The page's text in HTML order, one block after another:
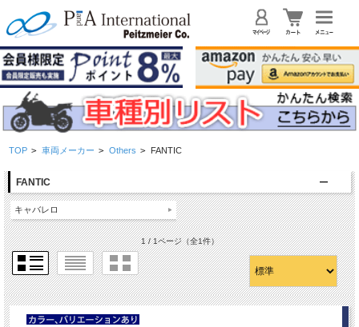
TOP > 車両メーカー > Others > FANTIC
FANTIC
キャバレロ
1 / 1ページ（全1件）
NEW